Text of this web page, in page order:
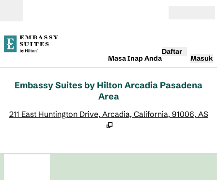
Masa Inap Anda
Daftar
Masuk
Embassy Suites by Hilton Arcadia Pasadena
Area
211 East Huntington Drive, Arcadia, California, 91006, AS